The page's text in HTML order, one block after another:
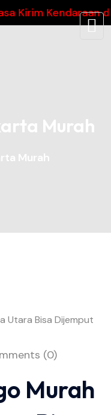
Kirim Kendaraan
Murah
Murah
(0)
Murah